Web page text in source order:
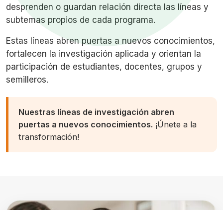
desprenden o guardan relación directa las líneas y
subtemas propios de cada programa.
Estas líneas abren puertas a nuevos conocimientos,
fortalecen la investigación aplicada y orientan la
participación de estudiantes, docentes, grupos y
semilleros.
Nuestras líneas de investigación abren
puertas a nuevos conocimientos. ¡Únete a la
transformación!